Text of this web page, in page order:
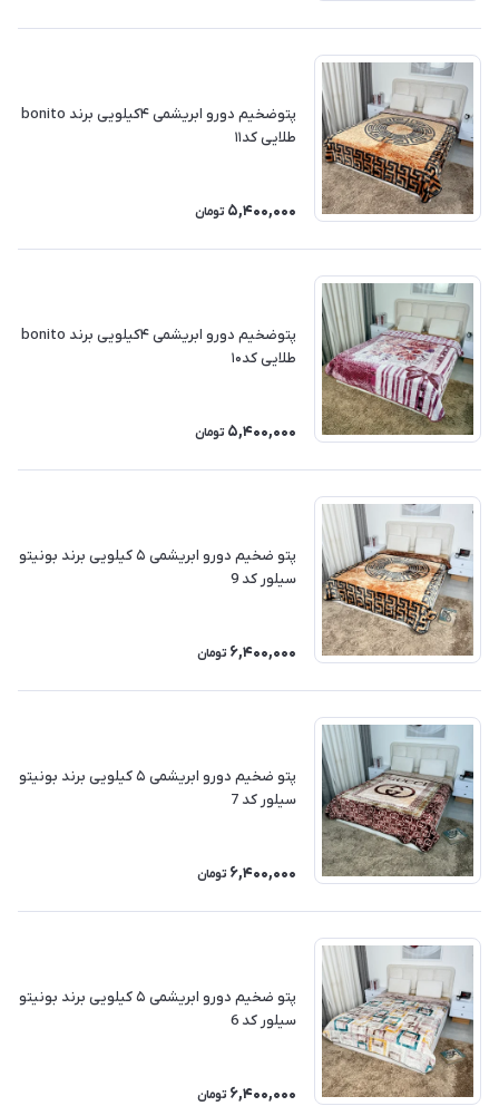
پتوضخیم دورو ابریشمی ۴کیلویی برند bonito
طلایی کد۱۱
5,400,000 تومان
پتوضخیم دورو ابریشمی ۴کیلویی برند bonito
طلایی کد۱۰
5,400,000 تومان
پتو ضخیم دورو ابریشمی ۵ کیلویی برند بونیتو
سیلور کد 9
6,400,000 تومان
پتو ضخیم دورو ابریشمی ۵ کیلویی برند بونیتو
سیلور کد 7
6,400,000 تومان
پتو ضخیم دورو ابریشمی ۵ کیلویی برند بونیتو
سیلور کد 6
6,400,000 تومان